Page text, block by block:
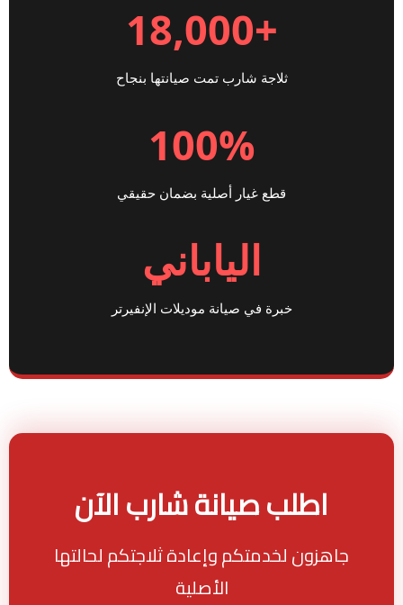
+18,000
ثلاجة شارب تمت صيانتها بنجاح
100%
قطع غيار أصلية بضمان حقيقي
الياباني
خبرة في صيانة موديلات الإنفيرتر
اطلب صيانة شارب الآن
جاهزون لخدمتكم وإعادة ثلاجتكم لحالتها
الأصلية